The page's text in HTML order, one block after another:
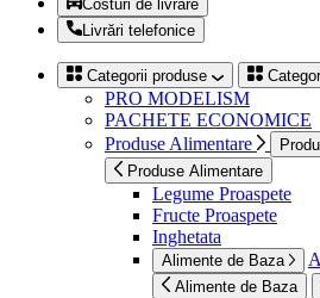
Costuri de livrare
Livrări telefonice
Categorii produse
PRO MODELISM
PACHETE ECONOMICE
Produse Alimentare
Produse Alimentare
Legume Proaspete
Fructe Proaspete
Inghetata
Alimente de Baza
Alimente de Baza